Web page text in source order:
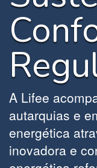
A Lifee
autarquias e
energética
inovadora e